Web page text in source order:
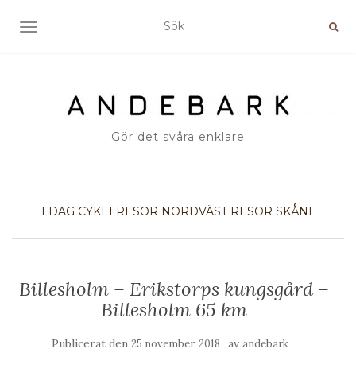
SLÅ PÅ/AV NAVIGERING
Gör det svåra enklare
1 DAG CYKELRESOR NORDVÄST RESOR SKÅNE
Billesholm – Erikstorps kungsgård –
Billesholm 65 km
Publicerat den 25 november, 2018 av andebark